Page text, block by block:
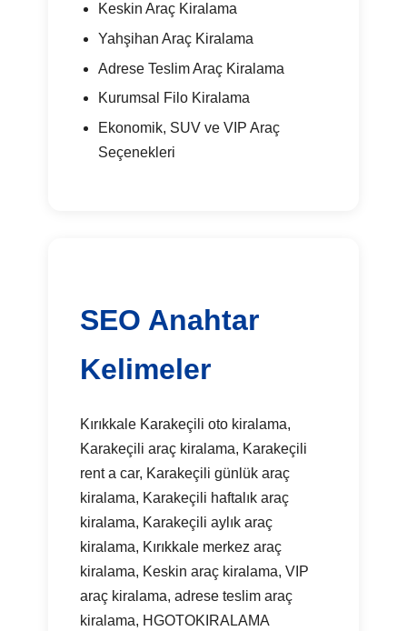
Keskin Araç Kiralama
Yahşihan Araç Kiralama
Adrese Teslim Araç Kiralama
Kurumsal Filo Kiralama
Ekonomik, SUV ve VIP Araç
Seçenekleri
SEO Anahtar
Kelimeler
Kırıkkale Karakeçili oto kiralama,
Karakeçili araç kiralama, Karakeçili
rent a car, Karakeçili günlük araç
kiralama, Karakeçili haftalık araç
kiralama, Karakeçili aylık araç
kiralama, Kırıkkale merkez araç
kiralama, Keskin araç kiralama, VIP
araç kiralama, adrese teslim araç
kiralama, HGOTOKIRALAMA